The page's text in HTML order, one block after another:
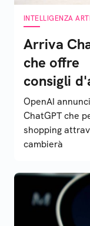
INTELLIGENZA
Arriva
che offre
consigli
OpenAI
ChatGPT che
shopping
cambierà